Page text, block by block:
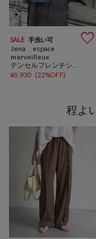
SALE 手洗い可 
Jena espace
merveilleux
¥6,930 (22%OFF)
程よ